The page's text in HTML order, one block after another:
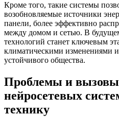
Кроме того, такие системы
возобновляемые источники
панели, более эффективно
между домом и сетью. В
технологий станет ключевым
климатическими изменениями
устойчивого общества.
Проблемы и вызовы
нейросетевых
технику